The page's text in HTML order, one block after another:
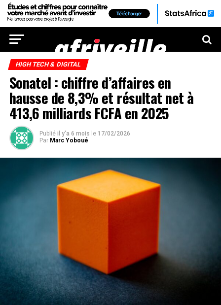
HIGH TECH & DIGITAL
Sonatel : chiffre d’affaires en
hausse de 8,3% et résultat net à
413,6 milliards FCFA en 2025
Publié il y'a 6 mois le 17/02/2026
Par Marc Yoboué